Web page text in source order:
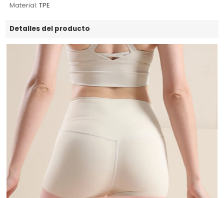
Material: TPE
Detalles del producto